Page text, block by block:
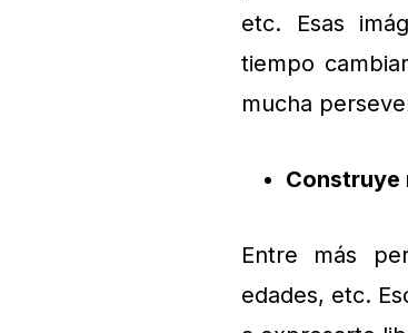
etc. Esas
tiempo
mucha
Construye
Entre más
edades, etc.